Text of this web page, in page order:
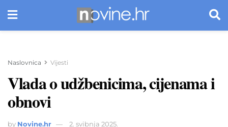
Naslovnica Vijesti
Vlada o udžbenicima, cijenama i
obnovi
by Novine.hr 2. svibnja 2025.